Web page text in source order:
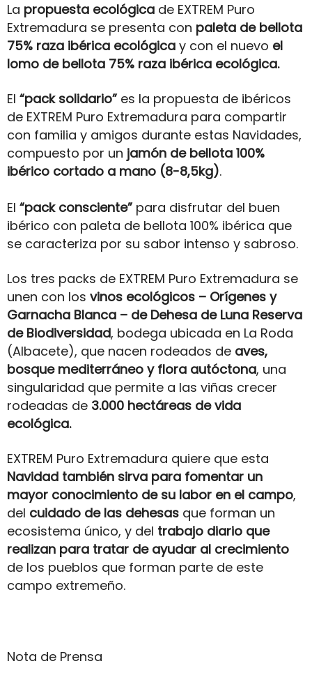
La propuesta ecológica de EXTREM Puro
Extremadura se presenta con paleta de bellota
75% raza ibérica ecológica y con el nuevo el
lomo de bellota 75% raza ibérica ecológica.
El “pack solidario” es la propuesta de ibéricos
de EXTREM Puro Extremadura para compartir
con familia y amigos durante estas Navidades,
compuesto por un jamón de bellota 100%
ibérico cortado a mano (8-8,5kg).
El “pack consciente” para disfrutar del buen
ibérico con paleta de bellota 100% ibérica que
se caracteriza por su sabor intenso y sabroso.
Los tres packs de EXTREM Puro Extremadura se
unen con los vinos ecológicos – Orígenes y
Garnacha Blanca – de Dehesa de Luna Reserva
de Biodiversidad, bodega ubicada en La Roda
(Albacete), que nacen rodeados de aves,
bosque mediterráneo y flora autóctona, una
singularidad que permite a las viñas crecer
rodeadas de 3.000 hectáreas de vida
ecológica.
EXTREM Puro Extremadura quiere que esta
Navidad también sirva para fomentar un
mayor conocimiento de su labor en el campo,
del cuidado de las dehesas que forman un
ecosistema único, y del trabajo diario que
realizan para tratar de ayudar al crecimiento
de los pueblos que forman parte de este
campo extremeño.
Nota de Prensa